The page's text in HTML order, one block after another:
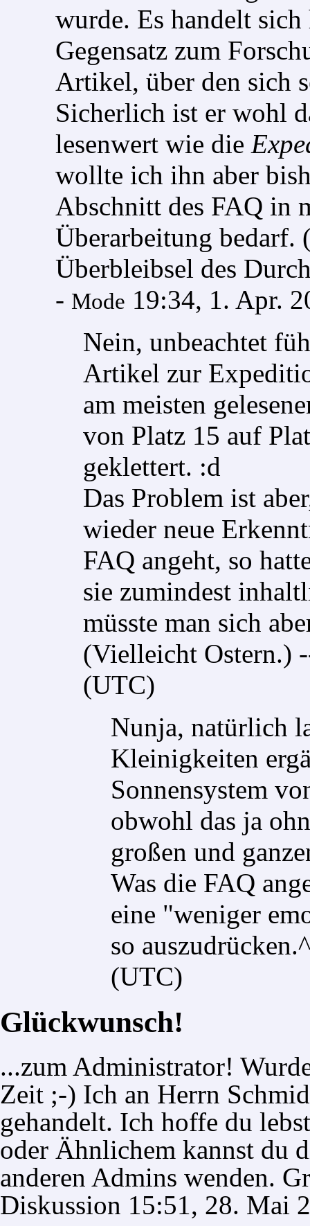
wurde. Es handelt
Gegensatz zum
Artikel, über den sich
Sicherlich ist er wohl
lesenwert wie die
wollte ich ihn aber
Abschnitt des FAQ in
Überarbeitung bedarf.
Überbleibsel des
- Mode 19:34, 1. Apr.
Nein, unbeachtet
Artikel zur
am meisten
von Platz 15 auf
geklettert. :d
Das Problem ist
wieder neue
FAQ angeht, so
sie zumindest
müsste man sich
(Vielleicht Ostern.)
(UTC)
Nunja, natürlich
Kleinigkeiten
Sonnensystem
obwohl das ja
großen und
Was die FAQ
eine "weniger
so
(UTC)
Glückwunsch!
...zum Administrator!
Zeit ;-) Ich an Herrn
gehandelt. Ich hoffe du
oder Ähnlichem kannst du
anderen Admins wenden.
Diskussion 15:51, 28. Mai